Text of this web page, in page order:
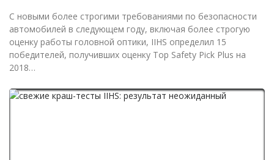
С новыми более строгими требованиями по безопасности
автомобилей в следующем году, включая более строгую
оценку работы головной оптики, IIHS определил 15
победителей, получивших оценку Top Safety Pick Plus на
2018…